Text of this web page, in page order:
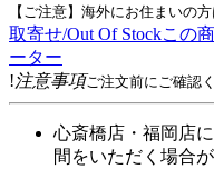
【ご注意】海外にお住まいの
取寄せ/Out Of Stockこの
ーター
!注意事項ご注文前にご確認
心斎橋店・福岡店
間をいただく場合